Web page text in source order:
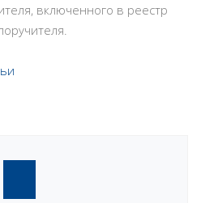
включенного в реестр